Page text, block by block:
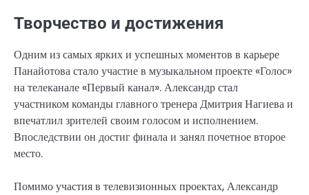
Творчество и достижения
Одним из самых ярких и успешных моментов в карьере
Панайотова стало участие в музыкальном проекте «Голос»
на телеканале «Первый канал». Александр стал
участником команды главного тренера Дмитрия Нагиева и
впечатлил зрителей своим голосом и исполнением.
Впоследствии он достиг финала и занял почетное второе
место.
Помимо участия в телевизионных проектах, Александр